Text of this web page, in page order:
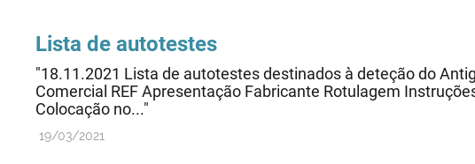
Lista de autotestes
"18.11.2021 Lista de autotestes destinados à deteção do
Comercial REF Apresentação Fabricante Rotulagem
Colocação no..."
19/03/2021